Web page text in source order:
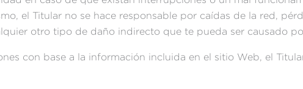
el Titular no se hace responsable por caídas de la red,
otro tipo de daño indirecto que te pueda ser causado
con base a la información incluida en el sitio Web, el